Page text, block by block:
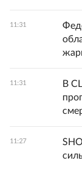
11:31
11:31
В
11:27